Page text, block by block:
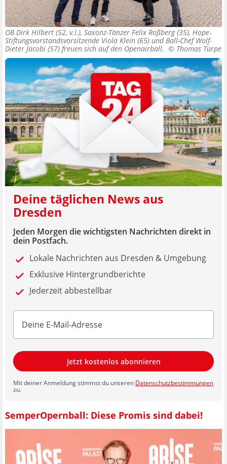
OB Dirk Hilbert (52, v.l.), Saxonz-Tänzer Felix Roßberg (35), Hope-
Stiftungsvorstandsvorsitzende Viola Klein (65) und Ball-Chef Wolf-
Dieter Jacobi (57) freuen sich auf den Openairball. © Thomas Türpe
Deine täglichen News aus
Dresden
Jeden Morgen die wichtigsten Nachrichten direkt in
dein Postfach.
Lokale Nachrichten aus Dresden & Umgebung
Exklusive Hintergrundberichte
Jederzeit abbestellbar
Jetzt kostenlos abonnieren
Mit deiner Anmeldung stimmst du unseren Datenschutzbestimmungen
zu.
SemperOpernball: Diese Promis sind dabei!